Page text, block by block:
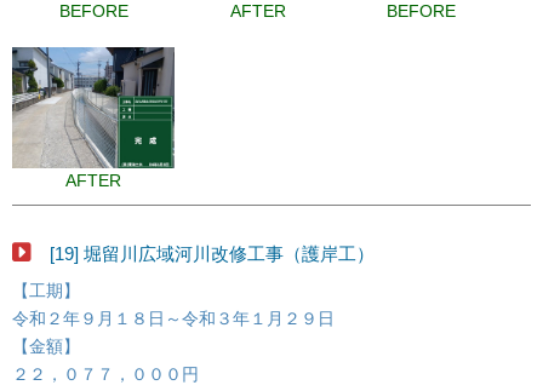
BEFORE AFTER BEFORE
AFTER
[19] 堀留川広域河川改修工事（護岸工）
【工期】
令和２年９月１８日～令和３年１月２９日
【金額】
２２，０７７，０００円